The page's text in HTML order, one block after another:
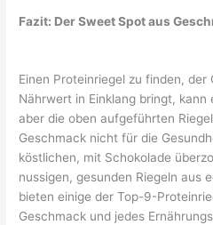
Fazit: Der Sweet Spot aus
Einen Proteinriegel zu finden, der
Nährwert in Einklang bringt, kann
aber die oben aufgeführten
Geschmack nicht für die
köstlichen, mit Schokolade
nussigen, gesunden Riegeln aus
bieten einige der Top-9-
Geschmack und jedes